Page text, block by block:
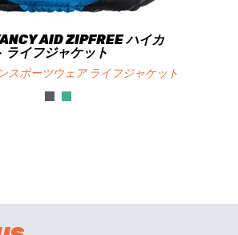
AID ZIPFREE ハイカ
ライフジャケット
スポーツウェア ライフジャケット